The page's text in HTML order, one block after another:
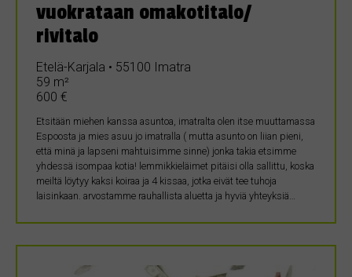
vuokrataan omakotitalo/
rivitalo
Etelä-Karjala • 55100 Imatra
59 m²
600 €
Etsitään miehen kanssa asuntoa, imatralta olen itse muuttamassa
Espoosta ja mies asuu jo imatralla ( mutta asunto on liian pieni,
että minä ja lapseni mahtuisimme sinne) jonka takia etsimme
yhdessä isompaa kotia! lemmikkieläimet pitäisi olla sallittu, koska
meiltä löytyy kaksi koiraa ja 4 kissaa, jotka eivät tee tuhoja
laisinkaan. arvostamme rauhallista aluetta ja hyviä yhteyksiä…